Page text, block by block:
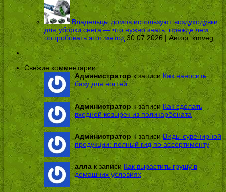
Владельцы домов используют воздуходувки
для уборки снега — что нужно знать, прежде чем
попробовать этот метод 30.07.2026 | Автор:kmveg
Свежие комментарии
Администраторк записи Как наносить
базу для ногтей
Администраторк записиКак сделать
входной козырек из поликарбоната
Администратор к записиВиды сувенирной
продукции: полный гид по ассортименту
алла к записи Как вырастить грушу в
домашних условиях